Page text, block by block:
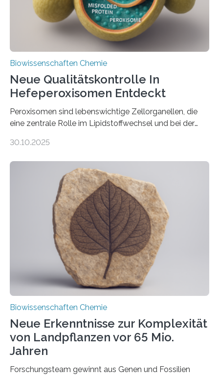
Biowissenschaften Chemie
Neue Qualitätskontrolle In
Hefeperoxisomen Entdeckt
Peroxisomen sind lebenswichtige Zellorganellen, die
eine zentrale Rolle im Lipidstoffwechsel und bei der
erfüllen können, müssen zahlreiche Enzyme präzise in
der Ruhr-Universität Bochum um Prof. Dr. Ralf Erdmann
und Dr. Ismaila Francis Yusuf hat nun einen bislang
unbekannten Qualitätskontrollmechanismus des
peroxisomalen Proteintransports in der Bäckerhefe
Saccharomyces cerevisiae entdeckt, der für die
Funktionsfähigkeit der Organellen entscheidend ist. Die
Studie wurde am 28. Oktober 2025 in der
Fachzeitschrift…
30.10.2025
Biowissenschaften Chemie
Neue Erkenntnisse zur Komplexität
von Landpflanzen vor 65 Mio.
Jahren
Forschungsteam gewinnt aus Genen und Fossilien